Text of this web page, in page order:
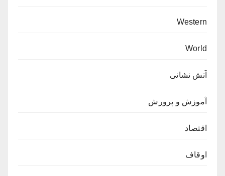
Western
World
آتش نشانی
آموزش و پرورش
اقتصاد
اوقاف